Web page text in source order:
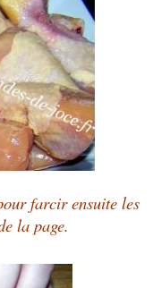
farcir ensuite les
la page.